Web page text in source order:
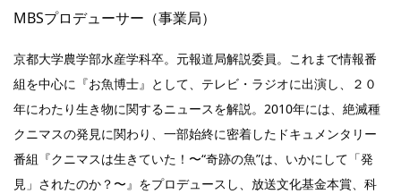
MBSプロデューサー（事業局）
京都大学農学部水産学科卒。元報道局解説委員。これまで情報番
組を中心に『お魚博士』として、テレビ・ラジオに出演し、２０
年にわたり生き物に関するニュースを解説。2010年には、絶滅種
クニマスの発見に関わり、一部始終に密着したドキュメンタリー
番組『クニマスは生きていた！〜“奇跡の魚”は、いかにして「発
見」されたのか？〜』をプロデュースし、放送文化基金本賞、科